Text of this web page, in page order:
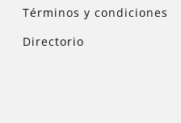
Términos y condiciones
Directorio